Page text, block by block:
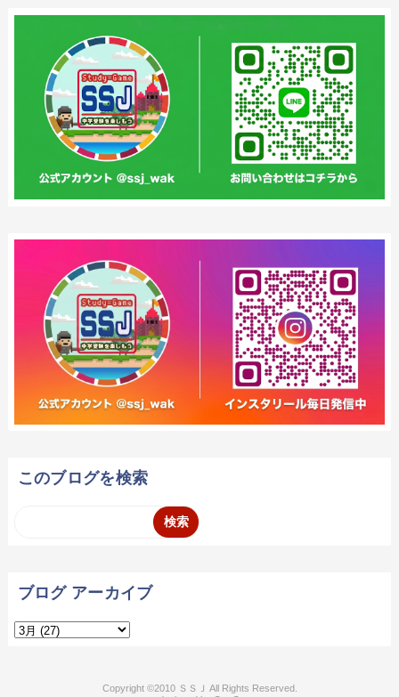
このブログを検索
ブログ アーカイブ
2010 ＳＳＪ